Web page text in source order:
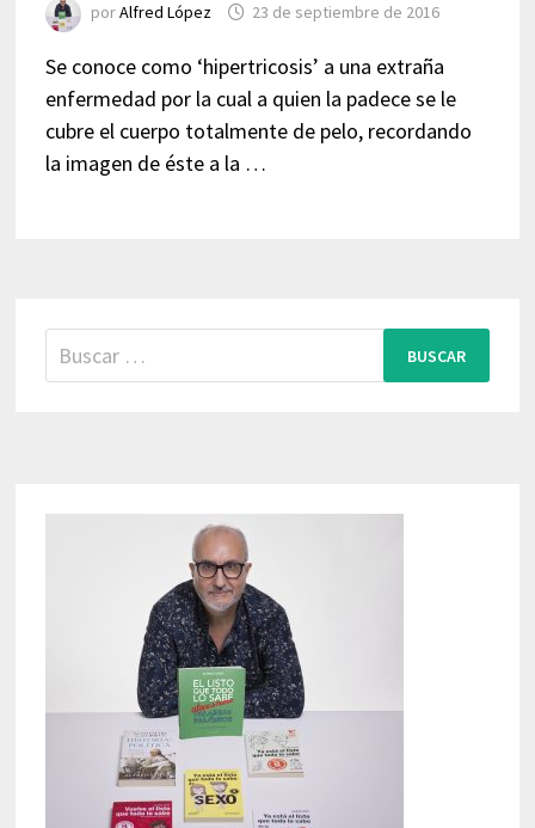
porAlfred López 23 de septiembre de 2016
Se conoce como ‘hipertricosis’ a una extraña
enfermedad por la cual a quien la padece se le
cubre el cuerpo totalmente de pelo, recordando
la imagen de éste a la …
Buscar: